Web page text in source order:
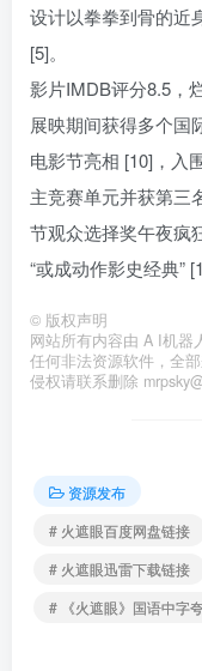
设计以拳拳到骨的近
[5]。
影片IMDB评分8.5，
展映期间获得多个国
电影节亮相 [10]，入
主竞赛单元并获第三
节观众选择奖午夜疯
“或成动作影史经典”
© 版权声明
网站所有内容由 A I机器
任何非法资源软件，全
侵权请联系删除
资源发布
# 火遮眼百度网盘链接
# 火遮眼迅雷下载链接
# 《火遮眼》国语中字